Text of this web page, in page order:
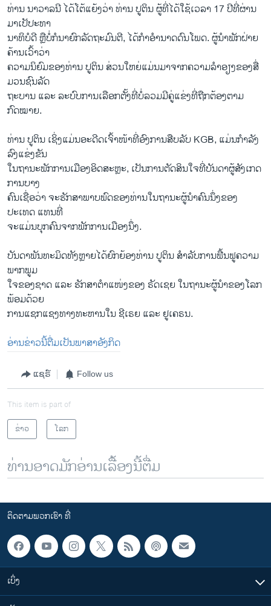
ທ່ານ ນາວາລນີ ໄດ້ໂຕ້ແຍ້ງວ່າ ທ່ານ ປູຕິນ ຜູ້ທີ່ໄດ້ໃຊ້ເວລາ 17 ປີທີ່ຜ່ານ
ມາເປັປະທາ
ນາທິບໍດີ ຫຼືບໍ່ກໍນາຍົກລັດຖະມົນຕີ, ໄດ້ກຳອຳນາດດົນໂພດ. ຜູ້ນຳພັກຝ່າຍ
ຄ້ານເວົ້າວ່າ
ຄວາມນິຍົມຂອງທ່ານ ປູຕິນ ສ່ວນໃຫຍ່ແມ່ນມາຈາກຄວາມລຳອຽງຂອງສື່
ມວນຊົນລັດ
ຖະບານ ແລະ ລະບົບການເລືອກຕັ້ງທີ່ບໍ່ລວມມີຄູ່ແຂ່ງທີ່ຖືກຕ້ອງຕາມ
ກົດໝາຍ.
ທ່ານ ປູຕິນ ເຊິ່ງແມ່ນອະດີດເຈົ້າໜ້າທີ່ອົງການສືບລັບ KGB, ແມ່ນກຳລັງ
ລົງແຂ່ງຂັນ
ໃນຖານະພັກການເມືອງອິດສະຫຼະ, ເປັນການຕັດສິນໃຈທີ່ບັນດາຜູ້ສັງເກດ
ການບາງ
ຄົນເຊື່ອວ່າ ຈະຮັກສາພາບພົດຂອງທ່ານໃນຖານະຜູ້ນຳຄົນນຶ່ງຂອງ
ປະເທດ ແທນທີ່
ຈະແມ່ນບຸກຄົນຈາກພັກການເມືອງນຶ່ງ.
ບັນດາພັນທະມິດທັງຫຼາຍໄດ້ຍົກຍ້ອງທ່ານ ປູຕິນ ສຳລັບການຟື້ນຟູຄວາມ
ພາກພູມ
ໃຈຂອງຊາດ ແລະ ຮັກສາຕຳແໜ່ງຂອງ ຣັດເຊຍ ໃນຖານະຜູ້ນຳຂອງໂລກ
ພ້ອມດ້ວຍ
ການແຊກແຊງທາງທະຫານໃນ ຊີເຣຍ ແລະ ຢູເຄຣນ.
ອ່ານຂ່າວນີ້ຕື່ມເປັນພາສາອັງກິດ
ແຊຣ໌ Follow us
This item is part of
ຂ່າວ
ໂລກ
ທ່ານອາດມັກອ່ານເລື້ອງນີ້ຕື່ມ
ຕິດຕາມພວກເຮົາ ທີ່
ເບິ່ງ